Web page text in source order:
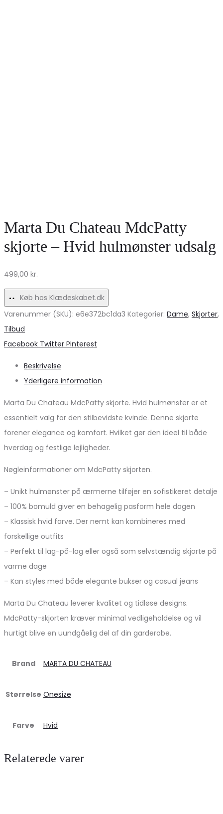
Marta Du Chateau MdcPatty
skjorte – Hvid hulmønster udsalg
499,00 kr.
Køb hos Klædeskabet.dk
Varenummer (SKU): e6e372bc1da3 Kategorier: Dame, Skjorter,
Tilbud
Share
Facebook Twitter Pinterest
Beskrivelse
Yderligere information
Marta Du Chateau MdcPatty skjorte. Hvid hulmønster er et
essentielt valg for den stilbevidste kvinde. Denne skjorte
forener elegance og komfort. Hvilket gør den ideel til både
hverdag og festlige lejligheder.
Nøgleinformationer om MdcPatty skjorten.
– Unikt hulmønster på ærmerne tilføjer en sofistikeret detalje
– 100% bomuld giver en behagelig pasform hele dagen
– Klassisk hvid farve. Der nemt kan kombineres med
forskellige outfits
– Perfekt til lag-på-lag eller også som selvstændig skjorte på
varme dage
– Kan styles med både elegante bukser og casual jeans
Marta Du Chateau leverer kvalitet og tidløse designs.
MdcPatty-skjorten kræver minimal vedligeholdelse og vil
hurtigt blive en uundgåelig del af din garderobe.
Brand MARTA DU CHATEAU
Størrelse Onesize
Farve Hvid
Relaterede varer